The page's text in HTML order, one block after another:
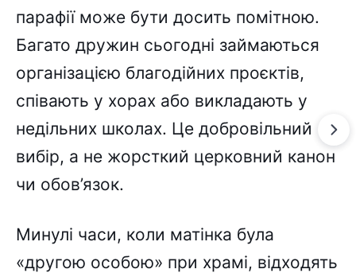
парафії може бути досить помітною.
Багато дружин сьогодні займаються
організацією благодійних проєктів,
співають у хорах або викладають у
недільних школах. Це добровільний
вибір, а не жорсткий церковний канон
чи обов’язок.
Минулі часи, коли матінка була
«другою особою» при храмі, відходять